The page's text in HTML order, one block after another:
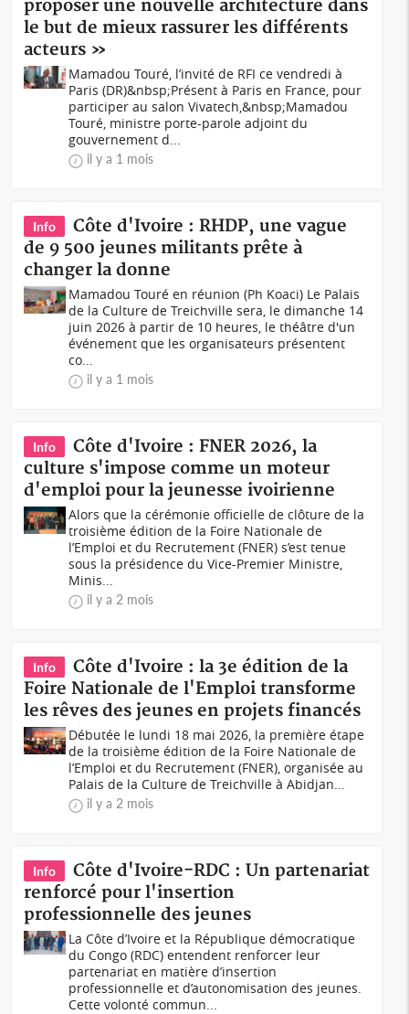
proposer une nouvelle architecture dans
le but de mieux rassurer les différents
acteurs »
Mamadou Touré, l’invité de RFI ce vendredi à
Paris (DR)&nbsp;Présent à Paris en France, pour
participer au salon Vivatech,&nbsp;Mamadou
Touré, ministre porte-parole adjoint du
gouvernement d...
il y a 1 mois
Info
Côte d'Ivoire : RHDP, une vague
de 9 500 jeunes militants prête à
changer la donne
Mamadou Touré en réunion (Ph Koaci) Le Palais
de la Culture de Treichville sera, le dimanche 14
juin 2026 à partir de 10 heures, le théâtre d'un
événement que les organisateurs présentent
co...
il y a 1 mois
Info
Côte d'Ivoire : FNER 2026, la
culture s'impose comme un moteur
d'emploi pour la jeunesse ivoirienne
Alors que la cérémonie officielle de clôture de la
troisième édition de la Foire Nationale de
l’Emploi et du Recrutement (FNER) s’est tenue
sous la présidence du Vice-Premier Ministre,
Minis...
il y a 2 mois
Info
Côte d'Ivoire : la 3e édition de la
Foire Nationale de l'Emploi transforme
les rêves des jeunes en projets financés
Débutée le lundi 18 mai 2026, la première étape
de la troisième édition de la Foire Nationale de
l’Emploi et du Recrutement (FNER), organisée au
Palais de la Culture de Treichville à Abidjan...
il y a 2 mois
Info
Côte d'Ivoire-RDC : Un partenariat
renforcé pour l'insertion
professionnelle des jeunes
La Côte d’Ivoire et la République démocratique
du Congo (RDC) entendent renforcer leur
partenariat en matière d’insertion
professionnelle et d’autonomisation des jeunes.
Cette volonté commun...